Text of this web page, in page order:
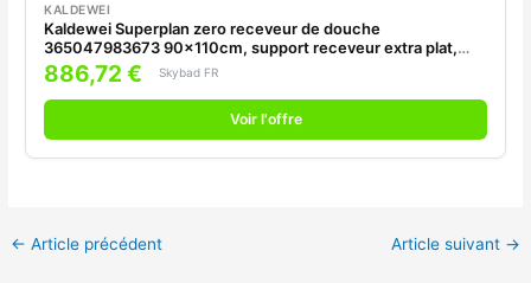
KALDEWEI
Kaldewei Superplan zero receveur de douche
365047983673 90x110cm, support receveur extra plat,
effet perlant , warm grey80
886,72 € Skybad FR
Voir l'offre
← Article précédent Article suivant →